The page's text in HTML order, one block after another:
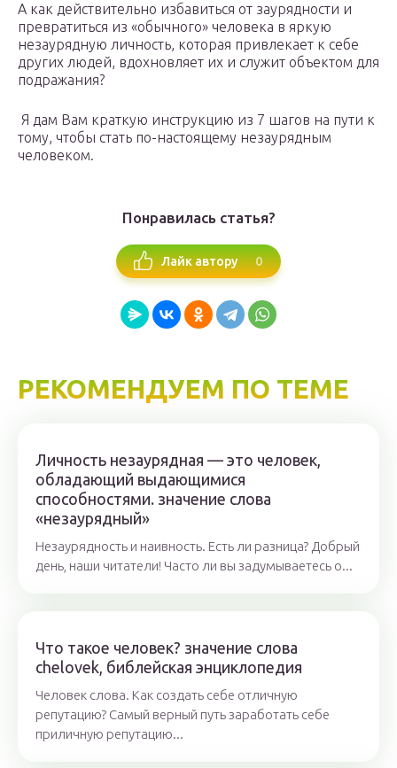
А как действительно избавиться от заурядности и
превратиться из «обычного» человека в яркую
незаурядную личность, которая привлекает к себе
других людей, вдохновляет их и служит объектом для
подражания?
Я дам Вам краткую инструкцию из 7 шагов на пути к
тому, чтобы стать по-настоящему незаурядным
человеком.
Понравилась статья?
Лайк автору 0
РЕКОМЕНДУЕМ ПО ТЕМЕ
Личность незаурядная — это человек,
обладающий выдающимися
способностями. значение слова
«незаурядный»
Незаурядность и наивность. Есть ли разница? Добрый
день, наши читатели! Часто ли вы задумываетесь о...
Что такое человек? значение слова
chelovek, библейская энциклопедия
Человек слова. Как создать себе отличную
репутацию? Самый верный путь заработать себе
приличную репутацию...